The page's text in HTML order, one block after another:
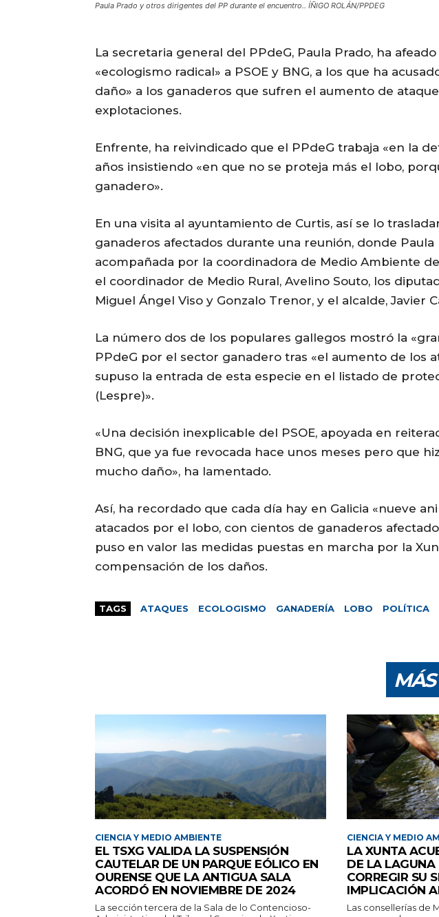
Paula Prado y otros dirigentes del PP durante el encuentro.. ÍÑIGO ROLÁN/PPDEG
La secretaria general del PPdeG, Paula Prado, ha
«ecologismo radical» a PSOE y BNG, a los que ha
daño» a los ganaderos que sufren el aumento de
explotaciones.
Enfrente, ha reivindicado que el PPdeG trabaja «en la
años insistiendo «en que no se proteja más el lobo,
ganadero».
En una visita al ayuntamiento de Curtis, así se lo
ganaderos afectados durante una reunión, donde Paula
acompañada por la coordinadora de Medio Ambiente
el coordinador de Medio Rural, Avelino Souto, los
Miguel Ángel Viso y Gonzalo Trenor, y el alcalde, Javier
La número dos de los populares gallegos mostró la
PPdeG por el sector ganadero tras «el aumento de los
supuso la entrada de esta especie en el listado de
(Lespre)».
«Una decisión inexplicable del PSOE, apoyada en
BNG, que ya fue revocada hace unos meses pero que
mucho daño», ha lamentado.
Así, ha recordado que cada día hay en Galicia «nueve
atacados por el lobo, con cientos de ganaderos
puso en valor las medidas puestas en marcha por la
compensación de los daños.
TAGS ATAQUES ECOLOGISMO GANADERÍA LOBO POLÍTICA
CIENCIA Y MEDIO AMBIENTE
EL TSXG VALIDA LA SUSPENSIÓN
CAUTELAR DE UN PARQUE EÓLICO EN
OURENSE QUE LA ANTIGUA SALA
ACORDÓ EN NOVIEMBRE DE 2024
La sección tercera de la Sala de lo Contencioso-
CIENCIA Y MEDIO
LA XUNTA
DE LA
CORREGIR SU
IMPLICACIÓN
Las consellerías de